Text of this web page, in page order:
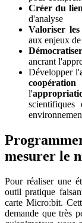
Créer du
d'analyse
Valoriser les
aux enjeux
ancrant
Développer l'
coopération
l'
mesurer le
Pour réaliser une
outil pratique
carte Micro:bit.
demande que très